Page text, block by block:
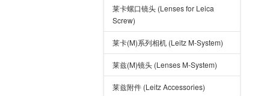
莱卡螺口镜头 (Lenses for Leica
Screw)
莱卡(M)系列相机 (Leitz M-System)
莱兹(M)镜头 (Lenses M-System)
莱兹附件 (Leitz Accessories)